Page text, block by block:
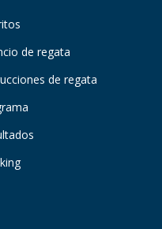
de regata
de regata